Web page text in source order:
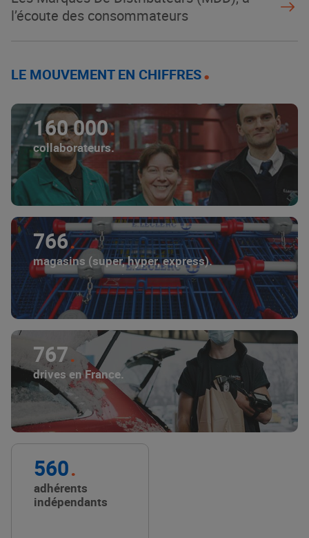
l’écoute des consommateurs
LE MOUVEMENT EN CHIFFRES
160 000
collaborateurs.
766
magasins (super, hyper, express).
767
drives en France.
560
adhérents
indépendants